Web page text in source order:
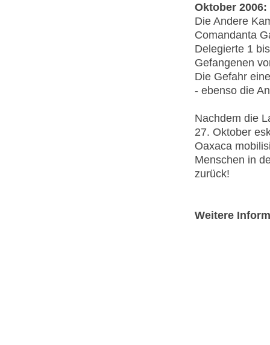
Oktober 2006:
Die Andere
Comandanta
Delegierte 1
Gefangenen
Die Gefahr
- ebenso die
Nachdem die
27. Oktober
Oaxaca
Menschen in
zurück!
Weitere